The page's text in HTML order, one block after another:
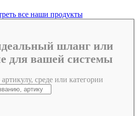
все наши продукты
шланг или
для вашей системы
среде или категории